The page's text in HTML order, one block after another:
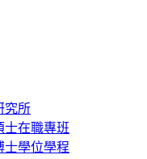
究所
士在職專班
士學位學程